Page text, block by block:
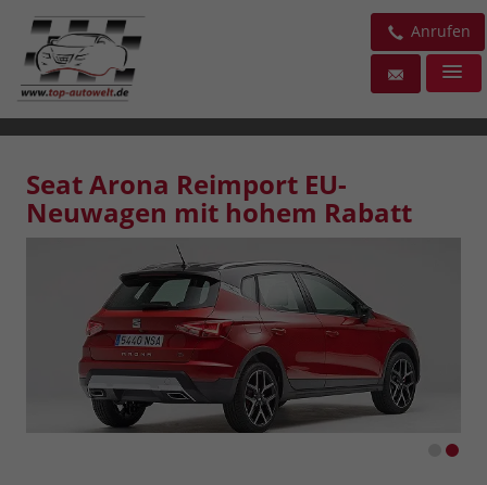
Anrufen
Seat Arona Reimport EU-
Neuwagen mit hohem Rabatt